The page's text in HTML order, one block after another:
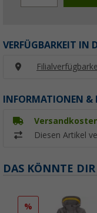
VERFÜGBARKEIT IN
INFORMATIONEN
Diesen Artikel
DAS KÖNNTE
%